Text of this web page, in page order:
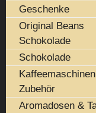
Geschenke
Original Beans
Schokolade
Schokolade
Zubehör
Aromadosen &